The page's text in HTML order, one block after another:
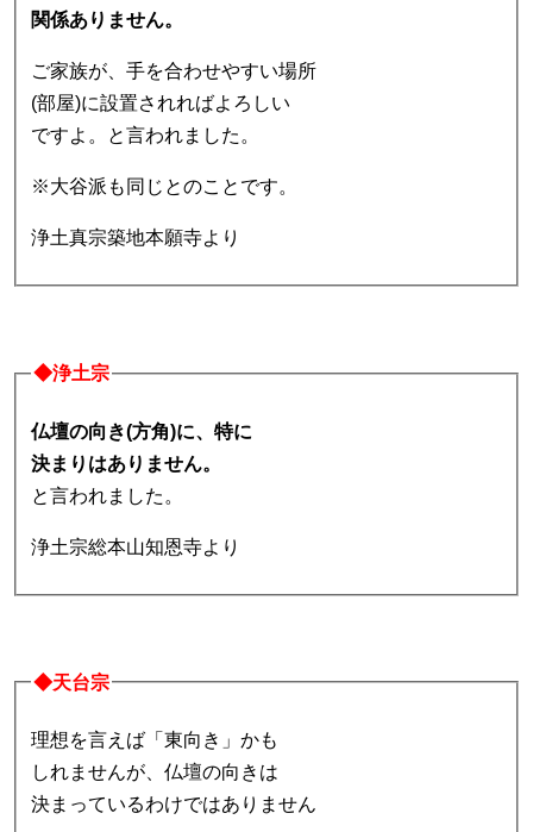
関係ありません。
ご家族が、手を合わせやすい場所
(部屋)に設置されればよろしい
ですよ。と言われました。
※大谷派も同じとのことです。
浄土真宗築地本願寺より
◆浄土宗
仏壇の向き(方角)に、特に
決まりはありません。
と言われました。
浄土宗総本山知恩寺より
◆天台宗
理想を言えば「東向き」かも
しれませんが、仏壇の向きは
決まっているわけではありません